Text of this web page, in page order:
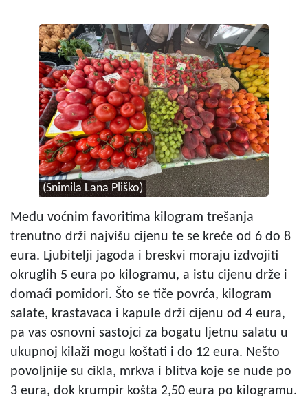
(Snimila Lana Pliško)
Među voćnim favoritima kilogram trešanja
trenutno drži najvišu cijenu te se kreće od 6 do 8
eura. Ljubitelji jagoda i breskvi moraju izdvojiti
okruglih 5 eura po kilogramu, a istu cijenu drže i
domaći pomidori. Što se tiče povrća, kilogram
salate, krastavaca i kapule drži cijenu od 4 eura,
pa vas osnovni sastojci za bogatu ljetnu salatu u
ukupnoj kilaži mogu koštati i do 12 eura. Nešto
povoljnije su cikla, mrkva i blitva koje se nude po
3 eura, dok krumpir košta 2,50 eura po kilogramu.